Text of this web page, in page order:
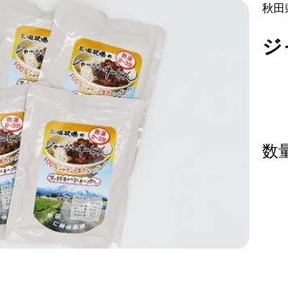
秋田
ジ
数